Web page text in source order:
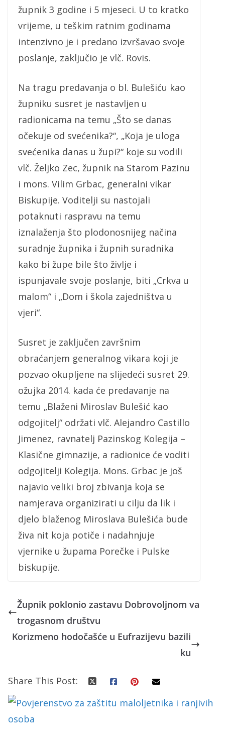
župnik 3 godine i 5 mjeseci. U to kratko
vrijeme, u teškim ratnim godinama
intenzivno je i predano izvršavao svoje
poslanje, zaključio je vlč. Rovis.
Na tragu predavanja o bl. Bulešiću kao
župniku susret je nastavljen u
radionicama na temu „Što se danas
očekuje od svećenika?“, „Koja je uloga
svećenika danas u župi?“ koje su vodili
vlč. Željko Zec, župnik na Starom Pazinu
i mons. Vilim Grbac, generalni vikar
Biskupije. Voditelji su nastojali
potaknuti raspravu na temu
iznalaženja što plodonosnijeg načina
suradnje župnika i župnih suradnika
kako bi župe bile što življe i
ispunjavale svoje poslanje, biti „Crkva u
malom“ i „Dom i škola zajedništva u
vjeri“.
Susret je zaključen završnim
obraćanjem generalnog vikara koji je
pozvao okupljene na slijedeći susret 29.
ožujka 2014. kada će predavanje na
temu „Blaženi Miroslav Bulešić kao
odgojitelj“ održati vlč. Alejandro Castillo
Jimenez, ravnatelj Pazinskog Kolegija –
Klasične gimnazije, a radionice će voditi
odgojitelji Kolegija. Mons. Grbac je još
najavio veliki broj zbivanja koja se
namjerava organizirati u cilju da lik i
djelo blaženog Miroslava Bulešića bude
živa nit koja potiče i nadahnjuje
vjernike u župama Porečke i Pulske
biskupije.
Župnik poklonio zastavu Dobrovoljnom va
trogasnom društvu
Korizmeno hodočašće u Eufrazijevu bazili
ku
Share This Post: